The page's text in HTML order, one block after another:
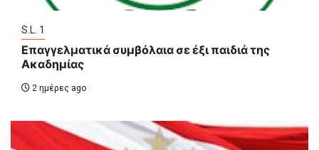
S.L. 1
Επαγγελματικά συμβόλαια σε έξι παιδιά της
Ακαδημίας
2 ημέρες ago